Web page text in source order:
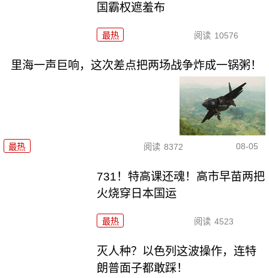
国霸权遮羞布
最热 阅读 10576
里海一声巨响，这次差点把两场战争炸成一锅粥！
最热 阅读 8372 08-05
731！特高课还魂！高市早苗两把
火烧穿日本国运
最热 阅读 4523
灭人种？以色列这波操作，连特
朗普面子都敢踩！